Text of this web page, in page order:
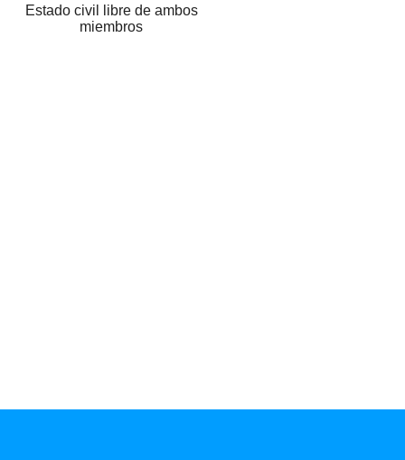
Estado civil libre de ambos
miembros